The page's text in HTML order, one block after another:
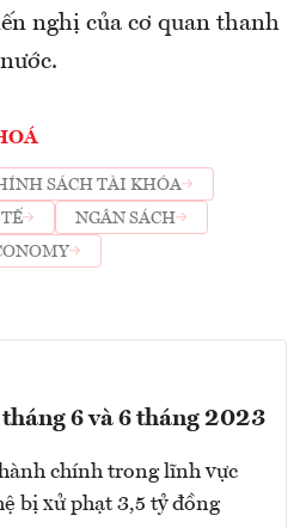
nghị của cơ quan thanh
SÁCH TÀI KHÓA
NGÂN SÁCH
6 và 6 tháng 2023
chính trong lĩnh vực
bị xử phạt 3,5 tỷ đồng